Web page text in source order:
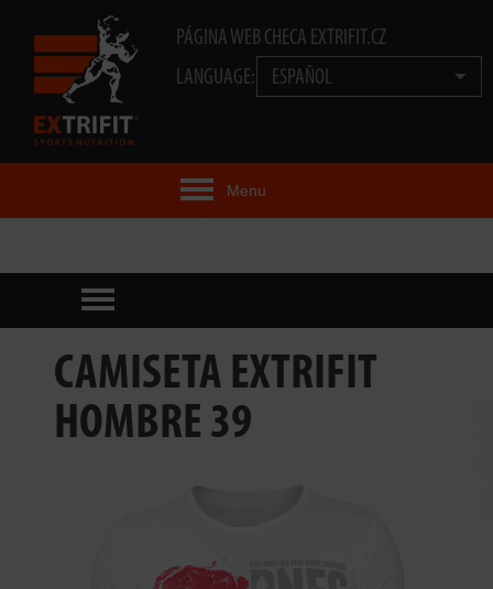
PÁGINA WEB CHECA EXTRIFIT.CZ
LANGUAGE:
ESPAÑOL
Menu
PRODUCTOS
TECNOLOGÍA
EXTRIFIT® TEAM
CAMISETA EXTRIFIT
HOMBRE 39